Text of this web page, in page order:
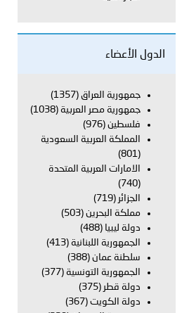
من زيادة عدد الركاب في المركبات حفاظًا على سلامة
وفد الشرطة الإيطالية على منظومتي التأهيل الشرطي
للتبرع بالدم في منطقة الظفرة تعزيزا للمسؤولية
الأميريين معالي النائب الأول لرئيس مجلس الوزراء
المدنية في مدينة نـجران
الدول الأعضاء
جمهورية العراق (1357)
جمهورية مصر العربية (1038)
فلسطين(976)
المملكة العربية السعودية
(801)
الامارات العربية المتحدة
(740)
الجزائر (719)
مملكة البحرين (503)
دولة ليبيا (488)
الجمهورية اللبنانية (413)
سلطنة عمان (388)
الجمهورية التونسية (377)
دولة قطر (375)
دولة الكويت (367)